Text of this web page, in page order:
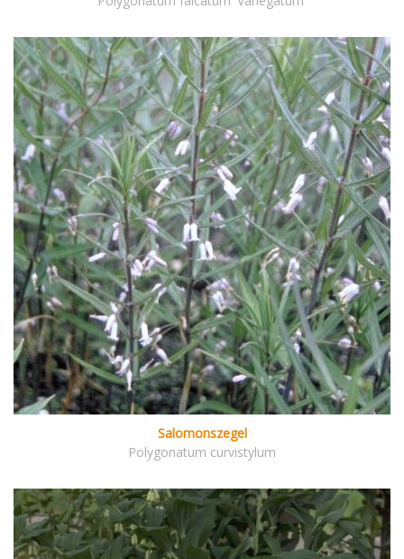
Salomonszegel
Polygonatum curvistylum